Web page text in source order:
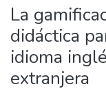
Estadísticas
Manuales
La
didáctica
idioma
extranjera